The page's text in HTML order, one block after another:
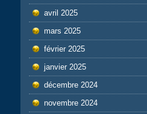
avril 2025
mars 2025
février 2025
janvier 2025
décembre 2024
novembre 2024